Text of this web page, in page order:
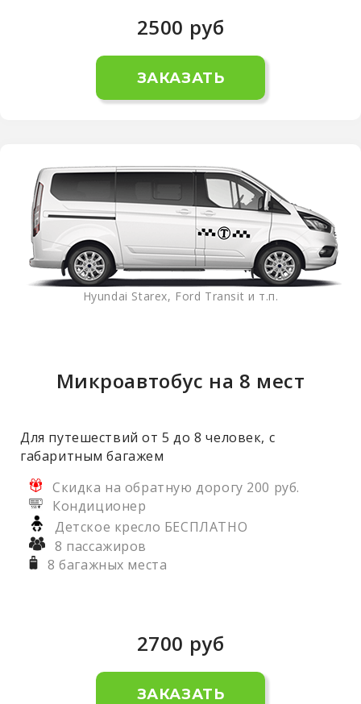
2500 руб
ЗАКАЗАТЬ
Hyundai Starex, Ford Transit и т.п.
Микроавтобус на 8 мест
Для путешествий от 5 до 8 человек, с
габаритным багажем
Скидка на обратную дорогу 200 руб.
Кондиционер
Детское кресло БЕСПЛАТНО
8 пассажиров
8 багажных места
2700 руб
ЗАКАЗАТЬ